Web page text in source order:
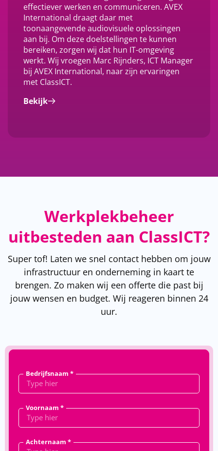
effectiever werken en communiceren. AVEX
International draagt daar met
toonaangevende audiovisuele oplossingen
aan bij. Om deze doelstellingen te kunnen
bereiken, zorgen wij dat hun IT-omgeving
werkt. Wij vroegen Marc Rijnders, ICT Manager
bij AVEX International, naar zijn ervaringen
met ClassICT.
Bekijk
Werkplekbeheer
uitbesteden aan ClassICT?
Super tof! Laten we snel contact hebben om jouw
infrastructuur en onderneming in kaart te
brengen. Zo maken wij een offerte die past bij
jouw wensen en budget. Wij reageren binnen 24
uur.
Bedrijfsnaam *
Voornaam *
Achternaam *